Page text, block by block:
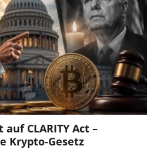
CLARITY Act –
Krypto-Gesetz